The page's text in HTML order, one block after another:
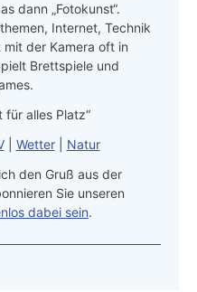
dann „Fotokunst“.
Internet, Technik
der Kamera oft in
Brettspiele und
für alles Platz“
| Wetter| Natur
den Gruß aus der
Sie unseren
dabei sein.